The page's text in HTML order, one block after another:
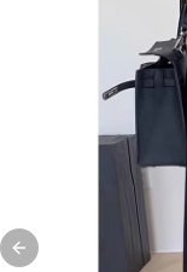
Previous slide